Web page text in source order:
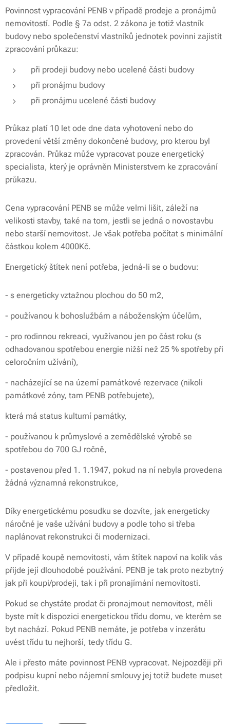
Povinnost vypracování PENB v případě prodeje a pronájmů
nemovitostí. Podle § 7a odst. 2 zákona je totiž vlastník
budovy nebo společenství vlastníků jednotek povinni zajistit
zpracování průkazu:
při prodeji budovy nebo ucelené části budovy
při pronájmu budovy
při pronájmu ucelené části budovy
Průkaz platí 10 let ode dne data vyhotovení nebo do
provedení větší změny dokončené budovy, pro kterou byl
zpracován. Průkaz může vypracovat pouze energetický
specialista, který je oprávněn Ministerstvem ke zpracování
průkazu.
Cena vypracování PENB se může velmi lišit, záleží na
velikosti stavby, také na tom, jestli se jedná o novostavbu
nebo starší nemovitost. Je však potřeba počítat s minimální
částkou kolem 4000Kč.
Energetický štítek není potřeba, jedná-li se o budovu:
- s energeticky vztažnou plochou do 50 m2,
- používanou k bohoslužbám a náboženským účelům,
- pro rodinnou rekreaci, využívanou jen po část roku (s
odhadovanou spotřebou energie nižší než 25 % spotřeby při
celoročním užívání),
- nacházející se na území památkové rezervace (nikoli
památkové zóny, tam PENB potřebujete),
která má status kulturní památky,
- používanou k průmyslové a zemědělské výrobě se
spotřebou do 700 GJ ročně,
- postavenou před 1. 1.1947, pokud na ní nebyla provedena
žádná významná rekonstrukce,
Díky energetickému posudku se dozvíte, jak energeticky
náročné je vaše užívání budovy a podle toho si třeba
naplánovat rekonstrukci či modernizaci.
V případě koupě nemovitosti, vám štítek napoví na kolik vás
přijde její dlouhodobé používání. PENB je tak proto nezbytný
jak při koupi/prodeji, tak i při pronajímání nemovitosti.
Pokud se chystáte prodat či pronajmout nemovitost, měli
byste mít k dispozici energetickou třídu domu, ve kterém se
byt nachází. Pokud PENB nemáte, je potřeba v inzerátu
uvést třídu tu nejhorší, tedy třídu G.
Ale i přesto máte povinnost PENB vypracovat. Nejpozději při
podpisu kupní nebo nájemní smlouvy jej totiž budete muset
předložit.